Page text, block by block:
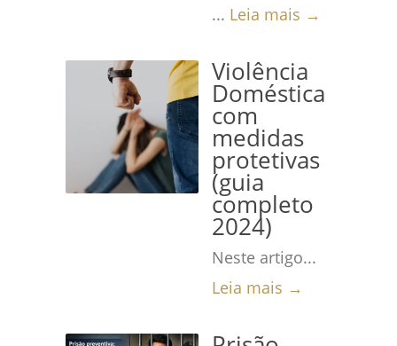
... Leia mais →
Violência
Doméstica
com
medidas
protetivas
(guia
completo
2024)
Neste artigo...
Leia mais →